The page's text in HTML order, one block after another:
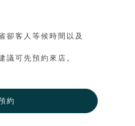
卻客人等候時間以及
議可先預約來店。
約